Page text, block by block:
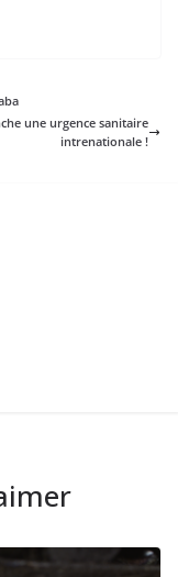
une urgence sanitaire
intrenationale !